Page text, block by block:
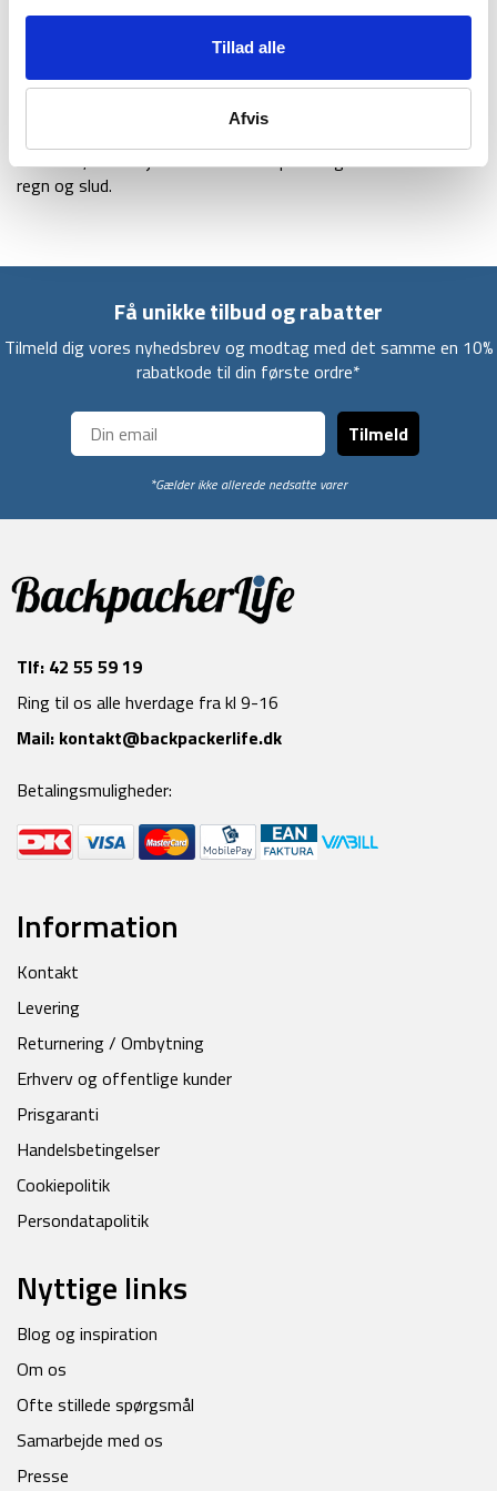
Tillad alle
Afvis
du lettere kan inddele dit gear og udstyr når du er afsted på
Derudover har rygsækken flere påspændingsmuligheder og
integreret raincover i bunden af rygsækken. Raincoveret
Danmark, hvor vejret som bekendt pludseligt kan skifte til
regn og slud.
Få unikke tilbud og rabatter
Tilmeld dig vores nyhedsbrev og modtag med det samme en 10%
rabatkode til din første ordre*
Tilmeld
*Gælder ikke allerede nedsatte varer
Tlf: 42 55 59 19
Ring til os alle hverdage fra kl 9-16
Mail: kontakt@backpackerlife.dk
Betalingsmuligheder:
Information
Kontakt
Levering
Returnering / Ombytning
Erhverv og offentlige kunder
Prisgaranti
Handelsbetingelser
Cookiepolitik
Persondatapolitik
Nyttige links
Blog og inspiration
Om os
Ofte stillede spørgsmål
Samarbejde med os
Presse